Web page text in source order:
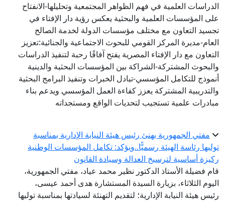
الدراسات العلمية في فهم الظواهر المجتمعية وتحليلها-الانفتاح
على المؤسسات العلمية والبحثية يعكس رؤية دار الإفتاء في
تجسيد التعاون مع مختلف مؤسسات الدولة لخدمة الصالح
العام-مديرة المركز القومي للبحوث الاجتماعية والجنائية:تعزيز
التعاون مع دار الإفتاء المصرية يفتح آفاقًا رحبة لتنفيذ الدراسات
والبحوث المشتركة-الشراكة بين المؤسسات البحثية والدينية
أنموذج للتكامل المؤسسي-تبادل الخبرات وتنفيذ البرامج البحثية
والتدريبية المشتركة يعزز كفاءة العمل المؤسسي ويدعم بناء
مبادرات علمية تستجيب لتحديات الواقع ومستجداته
مفتي الجمهورية يهنئ رئيس هيئة النيابة الإدارية بمناسبة
توليها رئاسة الهيئة رسميًّا..ويؤكد: تكامل المؤسسات الوطنية
ركيزة أساسية لترسيخ العدالة وسيادة القانون
قام فضيلة الأستاذ الدكتور نظير محمد عياد، مفتي الجمهورية،
اليوم الثلاثاء، بزيارة السيدة المستشارة هدى أحمد عيسى،
رئيس هيئة النيابة الإدارية؛ لتقديم التهنئة لسيادتها بمناسبة توليها